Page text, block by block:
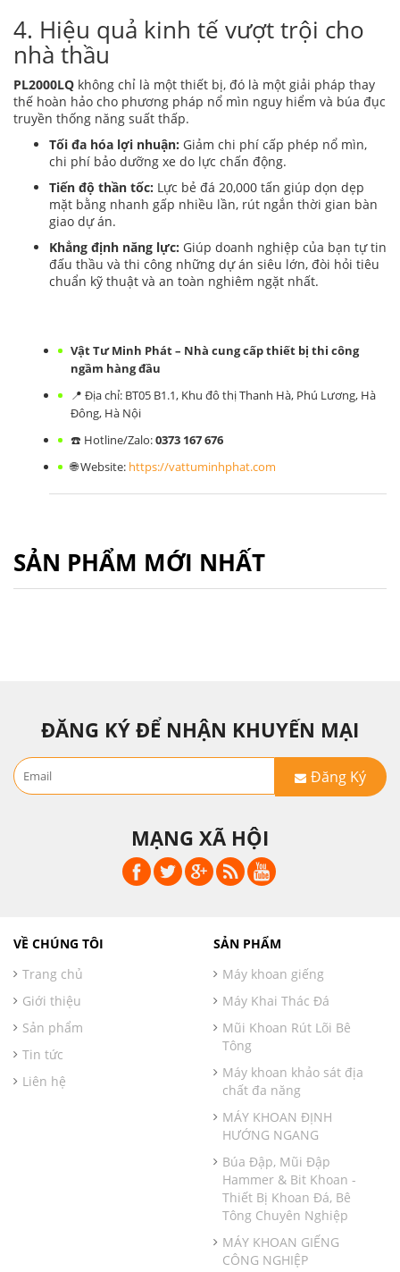
4. Hiệu quả kinh tế vượt trội cho
nhà thầu
PL2000LQ không chỉ là một thiết bị, đó là một giải pháp thay
thế hoàn hảo cho phương pháp nổ mìn nguy hiểm và búa đục
truyền thống năng suất thấp.
Tối đa hóa lợi nhuận: Giảm chi phí cấp phép nổ mìn,
chi phí bảo dưỡng xe do lực chấn động.
Tiến độ thần tốc: Lực bẻ đá 20,000 tấn giúp dọn dẹp
mặt bằng nhanh gấp nhiều lần, rút ngắn thời gian bàn
giao dự án.
Khẳng định năng lực: Giúp doanh nghiệp của bạn tự tin
đấu thầu và thi công những dự án siêu lớn, đòi hỏi tiêu
chuẩn kỹ thuật và an toàn nghiêm ngặt nhất.
Vật Tư Minh Phát – Nhà cung cấp thiết bị thi công
ngầm hàng đầu
📍 Địa chỉ: BT05 B1.1, Khu đô thị Thanh Hà, Phú Lương, Hà
Đông, Hà Nội
☎️ Hotline/Zalo:0373 167 676
🌐 Website: https://vattuminhphat.com
SẢN PHẨM MỚI NHẤT
ĐĂNG KÝ ĐỂ NHẬN KHUYẾN MẠI
Đăng Ký
MẠNG XÃ HỘI
VỀ CHÚNG TÔI
Trang chủ
Giới thiệu
Sản phẩm
Tin tức
Liên hệ
SẢN PHẨM
Máy khoan giếng
Máy Khai Thác Đá
Mũi Khoan Rút Lõi Bê
Tông
Máy khoan khảo sát địa
chất đa năng
MÁY KHOAN ĐỊNH
HƯỚNG NGANG
Búa Đập, Mũi Đập
Hammer & Bit Khoan -
Thiết Bị Khoan Đá, Bê
Tông Chuyên Nghiệp
MÁY KHOAN GIẾNG
CÔNG NGHIỆP